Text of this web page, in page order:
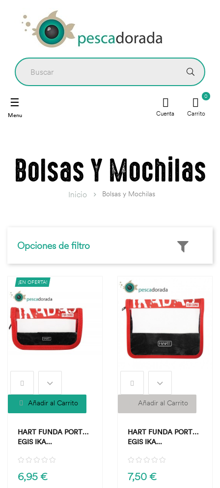
Cuenta
0
Carrito
Navegación
de
☰
Bolsas Y Mochilas
Inicio Bolsas y Mochilas
Opciones de filtro
¡EN OFERTA!
Añadir al Carrito
HART FUNDA PORTA
EGIS IKA...
6,95 €
Añadir al Carrito
HART FUNDA PORTA
EGIS IKA...
7,50 €